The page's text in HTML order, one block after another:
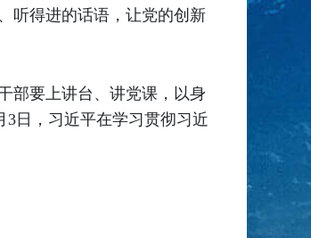
听得进的话语，让党的创新
部要上讲台、讲党课，以身
日，习近平在学习贯彻习近